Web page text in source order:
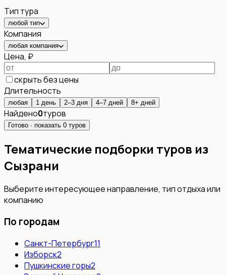
Тип тура
любой тип
Компания
любая компания
Цена, ₽
скрыть без цены
Длительность
любая 1 день 2–3 дня 4–7 дней 8+ дней
Найдено0туров
Готово · показать 0 туров
Тематические подборки туров из
Сызрани
Выберите интересующее направление, тип отдыха или
компанию
По городам
Санкт-Петербург11
Изборск2
Пушкинские горы2